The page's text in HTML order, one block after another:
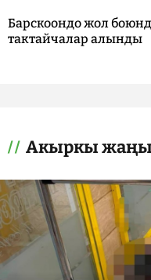
Барскоондо жол
тактайчалар алынды
Акыркы